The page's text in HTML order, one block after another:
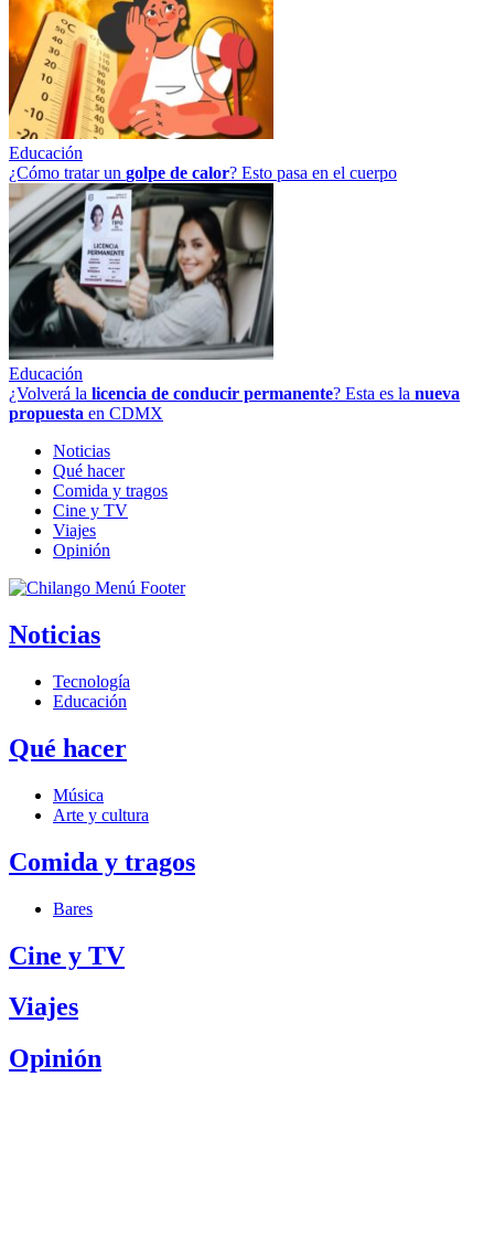
Educación
¿Cómo tratar un golpe de calor? Esto pasa en el cuerpo
Educación
¿Volverá la licencia de conducir permanente? Esta es la nueva
propuesta en CDMX
Noticias
Qué hacer
Comida y tragos
Cine y TV
Viajes
Opinión
Noticias
Tecnología
Educación
Qué hacer
Música
Arte y cultura
Comida y tragos
Bares
Cine y TV
Viajes
Opinión